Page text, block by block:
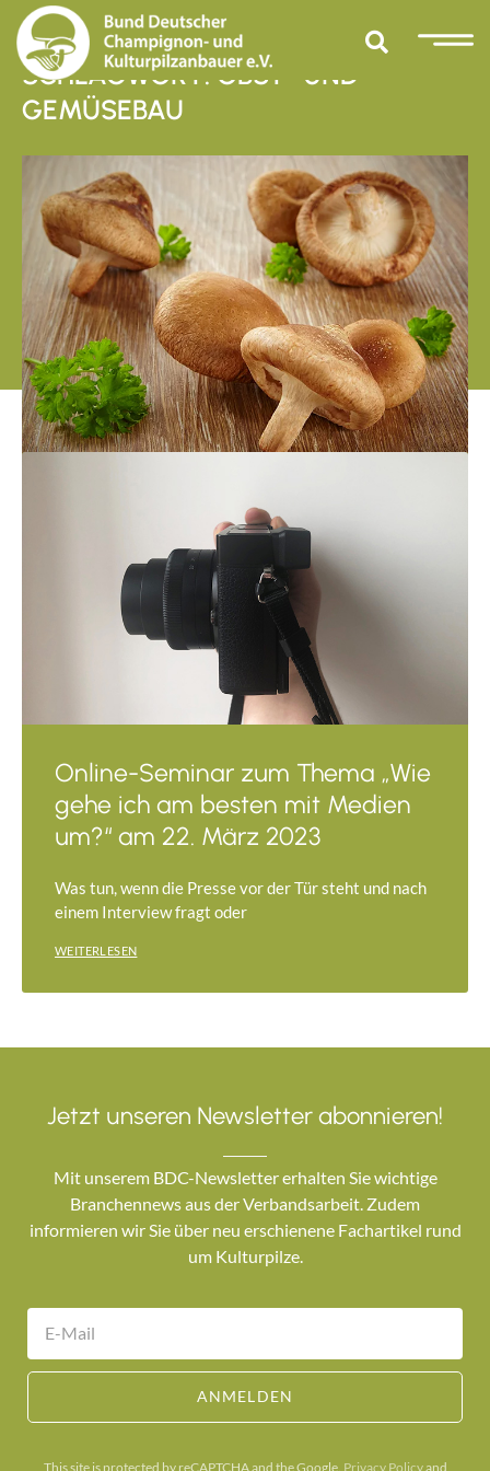
SCHLAGWORT: OBST- UND
GEMÜSEBAU
Online-Seminar zum Thema „Wie
gehe ich am besten mit Medien
um?“ am 22. März 2023
Was tun, wenn die Presse vor der Tür steht und nach
einem Interview fragt oder
WEITERLESEN
Jetzt unseren Newsletter abonnieren!
Mit unserem BDC-Newsletter erhalten Sie wichtige
Branchennews aus der Verbandsarbeit. Zudem
informieren wir Sie über neu erschienene Fachartikel rund
um Kulturpilze.
ANMELDEN
This site is protected by reCAPTCHA and the Google. Privacy Policyand